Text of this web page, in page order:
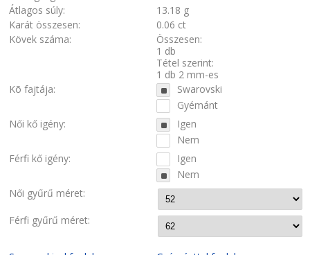
Átlagos súly:
13.18 g
Karát összesen:
0.06 ct
Kövek száma:
Összesen:
1 db
Tétel szerint:
1 db 2 mm-es
Kõ fajtája:
Swarovski
Gyémánt
Női kő igény:
Igen
Nem
Férfi kő igény:
Igen
Nem
Női gyűrű méret:
Férfi gyűrű méret: